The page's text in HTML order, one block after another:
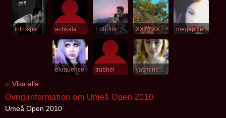
Introspective Edholm XXYYXX megapixel
eloquence trubbel yasminejalovar
Visa alla
Övrig information om Umeå Open 2010
Umeå Open 2010